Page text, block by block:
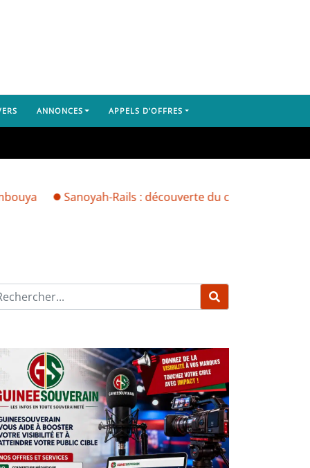
ANNONCES APPELS D’OFFRES
Sanoyah-Rails : découverte du corps d’un Libérien, le